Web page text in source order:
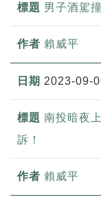
男子酒駕
賴威平
2023-09-
南投暗夜
訴！
賴威平